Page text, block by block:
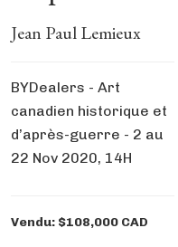
Jean Paul Lemieux
BYDealers - Art
canadien historique et
d’après-guerre - 2 au
22 Nov 2020, 14H
Vendu: $108,000 CAD